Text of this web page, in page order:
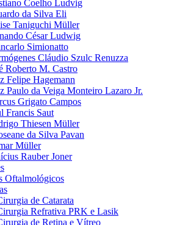
Coelho Ludvig
da Silva Eli
Taniguchi Müller
César Ludwig
Simionatto
Cláudio Szulc Renuzza
Roberto M. Castro
Felipe Hagemann
Paulo da Veiga Monteiro Lazaro Jr.
Grigato Campos
Francis Saut
Thiesen Müller
da Silva Pavan
Müller
Rauber Joner
Oftalmológicos
de Catarata
Refrativa PRK e Lasik
de Retina e Vítreo